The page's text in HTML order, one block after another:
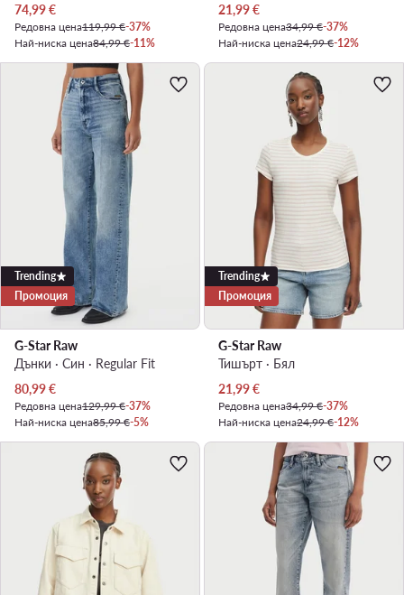
Актуална цена
74,99€
Редовна цена119,99 €-37%
Най-ниска цена84,99 €-11%
Актуална цена
21,99€
Редовна цена34,99 €-37%
Най-ниска цена24,99 €-12%
Trending
Промоция
G-Star Raw
Дънки · Син · Regular Fit
Актуална цена
80,99€
Редовна цена129,99 €-37%
Най-ниска цена85,99 €-5%
Trending
Промоция
G-Star Raw
Тишърт · Бял
Актуална цена
21,99€
Редовна цена34,99 €-37%
Най-ниска цена24,99 €-12%